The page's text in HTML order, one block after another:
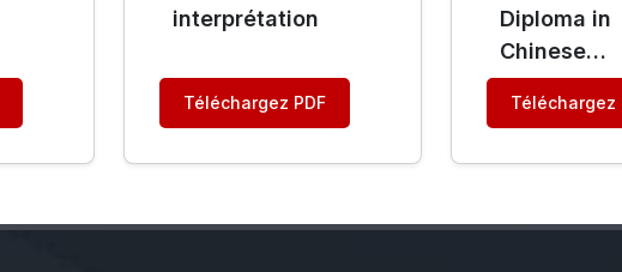
interprétation
Téléchargez PDF
Diploma in
Chinese
Translation
Téléchargez